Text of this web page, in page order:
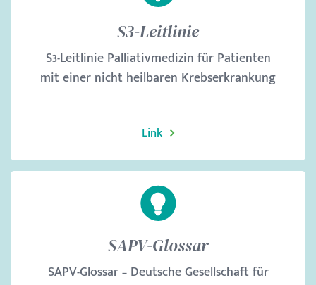
S3-Leitlinie
S3-Leitlinie Palliativmedizin für Patienten
mit einer nicht heilbaren Krebserkrankung
Link
SAPV-Glossar
SAPV-Glossar – Deutsche Gesellschaft für